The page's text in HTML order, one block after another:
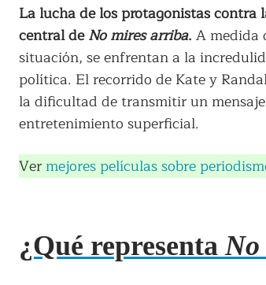
La lucha de los protagonistas contra
central deNo mires arriba. A medida
situación, se enfrentan a la
política. El recorrido de Kate y
la dificultad de transmitir un
entretenimiento superficial.
Ver mejores películas sobre
¿Qué representa